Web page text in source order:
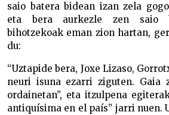
saio batera bidean izan zela
eta bera aurkezle zen saio
bihotzekoak eman zion hartan,
du:
“Uztapide bera, Joxe Lizaso,
neuri isuna ezarri ziguten. Gaia
ordainetan”, eta itzulpena
antiquísima en el país” jarri nuen.